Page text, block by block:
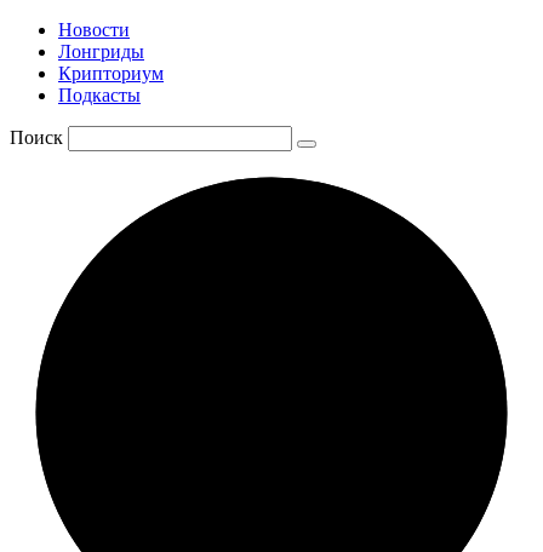
Новости
Лонгриды
Крипториум
Подкасты
Поиск